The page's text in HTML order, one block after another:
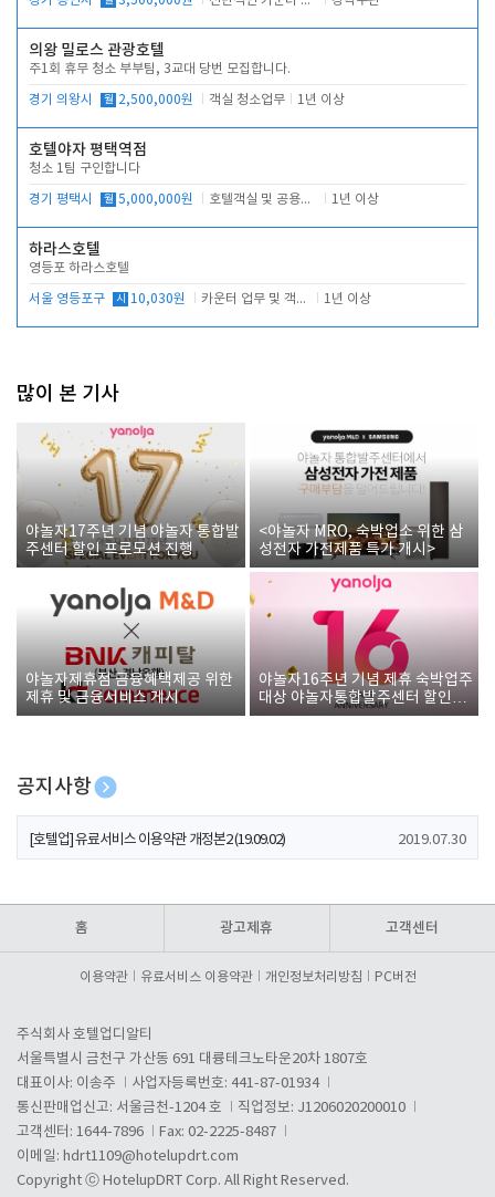
의왕 밀로스 관광호텔
주1회 휴무 청소 부부팀, 3교대 당번 모집합니다.
경기 의왕시 월 2,500,000원 객실 청소업무 1년 이상
호텔야자 평택역점
청소 1팀 구인합니다
경기 평택시 월 5,000,000원 호텔객실 및 공용시설 청소 관리 1년 이상
하라스호텔
영등포 하라스호텔
서울 영등포구 시 10,030원 카운터 업무 및 객실관리(청소상태 확인, 객실판매) 1년 이상
많이 본 기사
야놀자17주년 기념 야놀자 통합발
주센터 할인 프로모션 진행
<야놀자 MRO, 숙박업소 위한 삼
성전자 가전제품 특가 개시>
야놀자제휴점 금융혜택제공 위한
제휴 및 금융서비스 게시
야놀자16주년 기념 제휴 숙박업주
대상 야놀자통합발주센터 할인쿠
폰 증정
공지사항
[호텔업] 개인정보 처리방침 개정본1 (19.09.02)
[호텔업] 유료서비스 이용약관 개정본2 (19.09.02) 2019.07.30
홈 광고제휴 고객센터
이용약관 유료서비스 이용약관 개인정보처리방침 PC버전
주식회사 호텔업디알티
서울특별시 금천구 가산동 691 대륭테크노타운20차 1807호
대표이사: 이송주
사업자등록번호: 441-87-01934
통신판매업신고: 서울금천-1204 호
직업정보: J1206020200010
고객센터: 1644-7896
Fax: 02-2225-8487
이메일: hdrt1109@hotelupdrt.com
Copyright ⓒ HotelupDRT Corp. All Right Reserved.